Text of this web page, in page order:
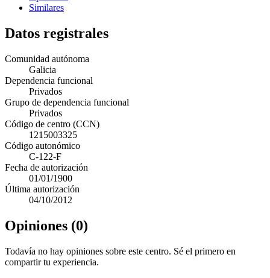
Similares
Datos registrales
Comunidad autónoma
Galicia
Dependencia funcional
Privados
Grupo de dependencia funcional
Privados
Código de centro (CCN)
1215003325
Código autonómico
C-122-F
Fecha de autorización
01/01/1900
Última autorización
04/10/2012
Opiniones (0)
Todavía no hay opiniones sobre este centro. Sé el primero en
compartir tu experiencia.